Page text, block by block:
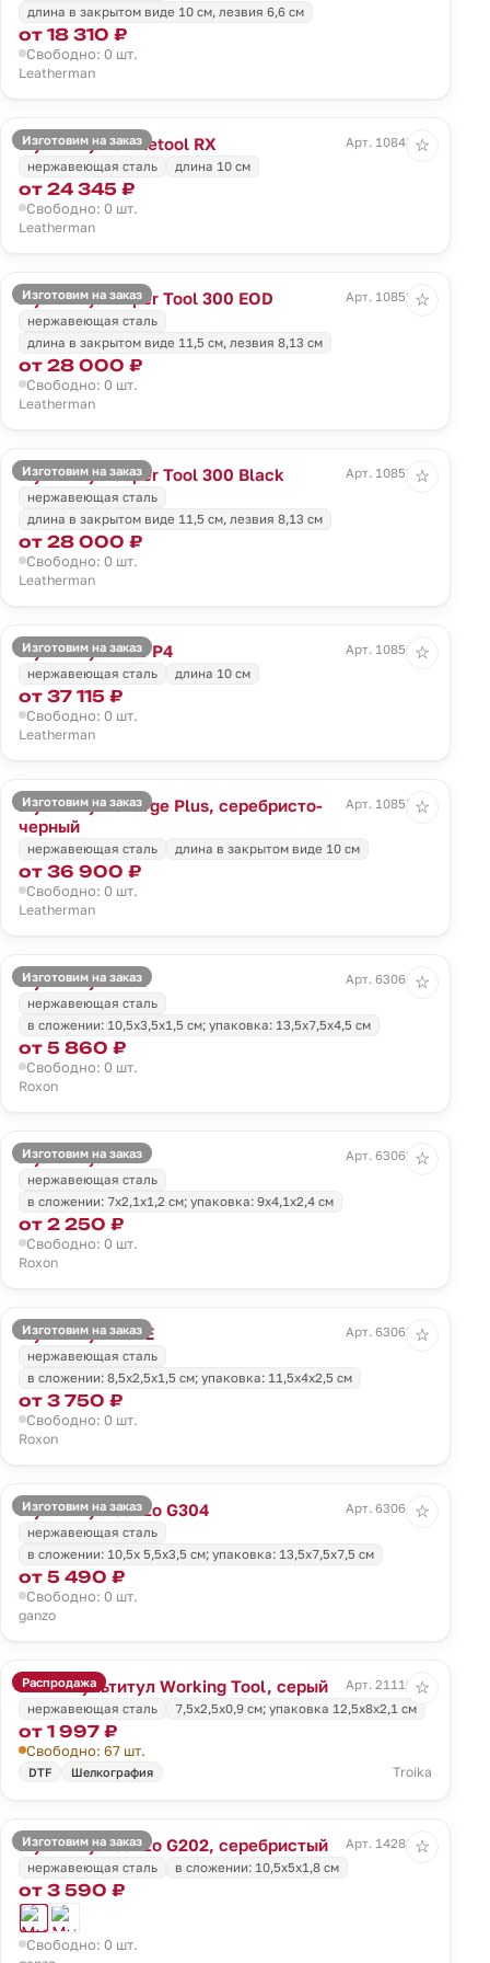
длина в закрытом виде 10 см, лезвия 6,6 см
от 18 310 ₽
Свободно: 0 шт.
Leatherman
Изготовим на заказ
Мультитул Skeletool RX
Арт. 10848.50
нержавеющая сталь
длина 10 см
от 24 345 ₽
Свободно: 0 шт.
Leatherman
☆
Изготовим на заказ
Мультитул Super Tool 300 EOD
Арт. 10852.30
нержавеющая сталь
длина в закрытом виде 11,5 см, лезвия 8,13 см
от 28 000 ₽
Свободно: 0 шт.
Leatherman
☆
Изготовим на заказ
Мультитул Super Tool 300 Black
Арт. 10853.30
нержавеющая сталь
длина в закрытом виде 11,5 см, лезвия 8,13 см
от 28 000 ₽
Свободно: 0 шт.
Leatherman
☆
Изготовим на заказ
Мультитул Free P4
Арт. 10856.10
нержавеющая сталь
длина 10 см
от 37 115 ₽
Свободно: 0 шт.
Leatherman
☆
Изготовим на заказ
Мультитул Charge Plus, серебристо-
черный
Арт. 10857.13
нержавеющая сталь длина в закрытом виде 10 см
от 36 900 ₽
Свободно: 0 шт.
Leatherman
☆
Изготовим на заказ
Мультитул Flex
Арт. 63061.10
нержавеющая сталь
в сложении: 10,5х3,5х1,5 см; упаковка: 13,5х7,5х4,5 см
от 5 860 ₽
Свободно: 0 шт.
Roxon
☆
Изготовим на заказ
Мультитул M4
Арт. 63062.59
нержавеющая сталь
в сложении: 7х2,1х1,2 см; упаковка: 9х4,1х2,4 см
от 2 250 ₽
Свободно: 0 шт.
Roxon
☆
Изготовим на заказ
Мультитул KS2E
Арт. 63063.30
нержавеющая сталь
в сложении: 8,5х2,5х1,5 см; упаковка: 11,5х4х2,5 см
от 3 750 ₽
Свободно: 0 шт.
Roxon
☆
Изготовим на заказ
Мультитул Ganzo G304
Арт. 63064.31
нержавеющая сталь
в сложении: 10,5х 5,5х3,5 см; упаковка: 13,5х7,5х7,5 см
от 5 490 ₽
Свободно: 0 шт.
ganzo
☆
Распродажа
Мини-мультитул Working Tool, серый
Арт. 21119.10
нержавеющая сталь
7,5х2,5х0,9 см; упаковка 12,5х8х2,1 см
от 1 997 ₽
Свободно: 67 шт.
DTF Шелкография Troika
☆
Изготовим на заказ
Мультитул Ganzo G202, серебристый
Арт. 14283.10
нержавеющая сталь
в сложении: 10,5х5х1,8 см
от 3 590 ₽
Свободно: 0 шт.
☆